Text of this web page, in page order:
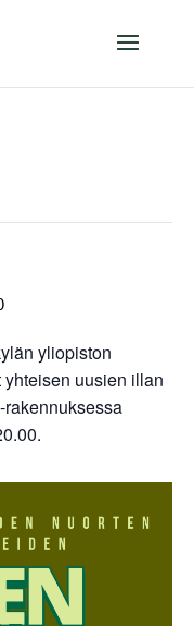
yliopiston
uusien illan